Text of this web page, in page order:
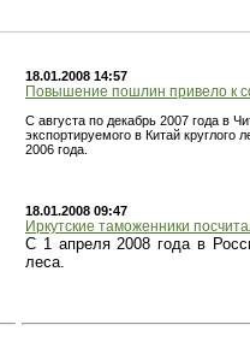
18.01.2008 14:57
Повышение пошлин привело к
С августа по декабрь 2007 года в
экспортируемого в Китай
2006 года.
18.01.2008 09:47
Иркутские таможенники
С 1 апреля 2008 года в
леса.